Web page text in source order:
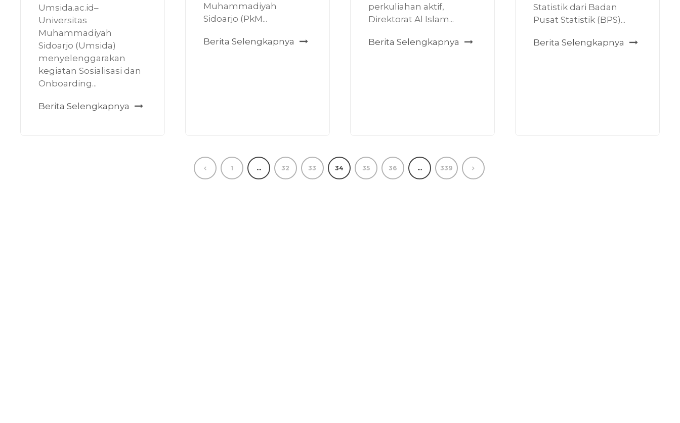
Umsida.ac.id–
Universitas
Muhammadiyah
Sidoarjo (Umsida)
menyelenggarakan
kegiatan Sosialisasi dan
Onboarding...
Berita Selengkapnya
Muhammadiyah
Sidoarjo (PkM...
Berita Selengkapnya
perkuliahan aktif,
Direktorat Al Islam...
Berita Selengkapnya
Statistik dari Badan
Pusat Statistik (BPS)...
Berita Selengkapnya
1 … 32 33 34 35 36 … 339